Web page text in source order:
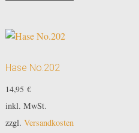
Hase No.202
14,95 €
inkl. MwSt.
zzgl. Versandkosten